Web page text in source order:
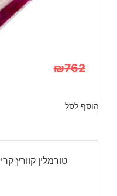
₪762
המקורי
הנוכחי
הוסף לסל
טורמלין קוורץ